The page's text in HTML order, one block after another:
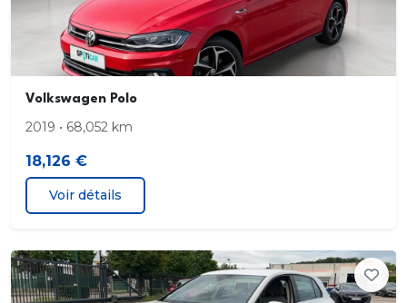
Volkswagen Polo
2019 • 68,052 km
18,126 €
Voir détails